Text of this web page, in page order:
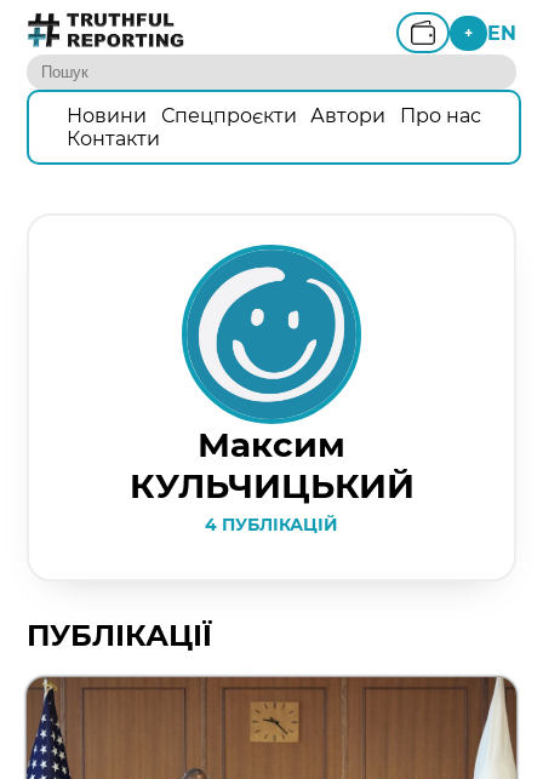
+ EN
Новини Спецпроєкти Автори
Про нас
Контакти
Максим
КУЛЬЧИЦЬКИЙ
4 ПУБЛІКАЦІЙ
ПУБЛІКАЦІЇ